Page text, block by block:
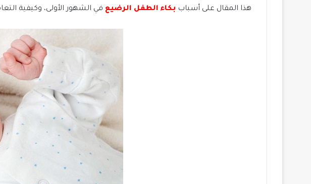
هذا المقال على أسباب بكاء الطفل الرضيع في الشهور الأولى، وكيفية